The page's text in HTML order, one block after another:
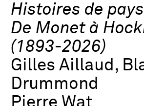
Histoires de
De Monet à
(1893-2026)
Gilles Aillaud,
Drummond
Pierre Wat